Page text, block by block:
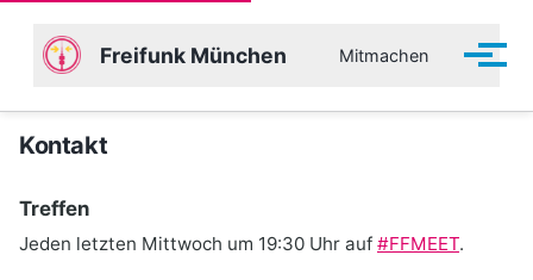
Freifunk München Mitmachen Menü
Kontakt
Treffen
Jeden letzten Mittwoch um 19:30 Uhr auf #FFMEET.